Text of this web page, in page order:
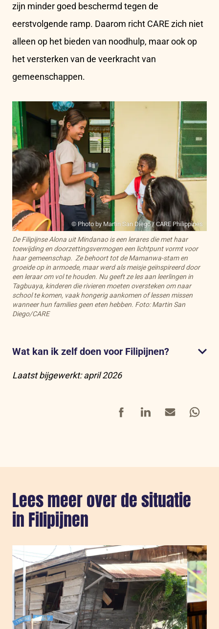
zijn minder goed beschermd tegen de
eerstvolgende ramp. Daarom richt CARE zich niet
alleen op het bieden van noodhulp, maar ook op
het versterken van de veerkracht van
gemeenschappen.
© Photo by Martin San Diego / CARE Philippines
De Filipijnse Alona uit Mindanao is een lerares die met haar
toewijding en doorzettingsvermogen een lichtpunt vormt voor
haar gemeenschap. Ze behoort tot de Mamanwa-stam en
groeide op in armoede, maar werd als meisje geïnspireerd door
een leraar om vol te houden. Nu geeft ze les aan leerlingen in
Tagbuaya, kinderen die rivieren moeten oversteken om naar
school te komen, vaak hongerig aankomen of lessen missen
wanneer hun families geen eten hebben. Foto: Martin San
Diego/CARE
Wat kan ik zelf doen voor Filipijnen?
Laatst bijgewerkt: april 2026
FacebookLinkedInMail
Lees meer over de situatie
in Filipijnen
Sla carousel over